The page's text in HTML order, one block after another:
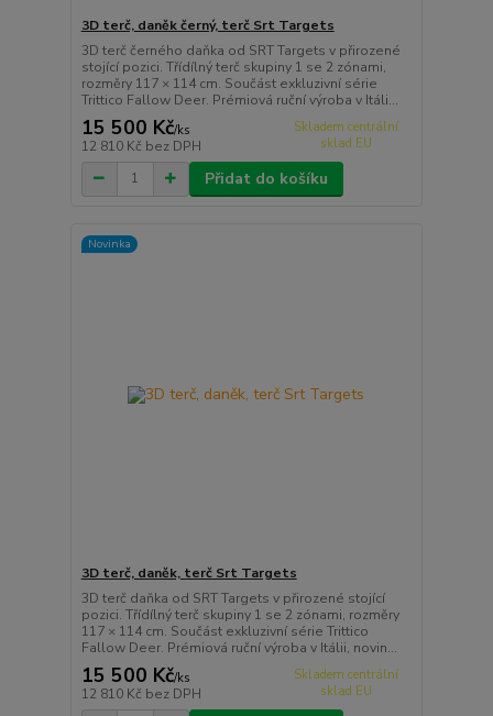
3D terč, daněk černý, terč Srt Targets
3D terč černého daňka od SRT Targets v přirozené
stojící pozici. Třídílný terč skupiny 1 se 2 zónami,
rozměry 117 × 114 cm. Součást exkluzivní série
Trittico Fallow Deer. Prémiová ruční výroba v Itáli...
15 500 Kč/ks
12 810 Kč bez DPH
Skladem centrální
sklad EU
Přidat do košíku
Novinka
3D terč, daněk, terč Srt Targets
3D terč daňka od SRT Targets v přirozené stojící
pozici. Třídílný terč skupiny 1 se 2 zónami, rozměry
117 × 114 cm. Součást exkluzivní série Trittico
Fallow Deer. Prémiová ruční výroba v Itálii, novin...
15 500 Kč/ks
12 810 Kč bez DPH
Skladem centrální
sklad EU